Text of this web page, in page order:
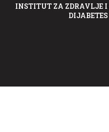
INSTITUT ZA ZDRAVLJE I